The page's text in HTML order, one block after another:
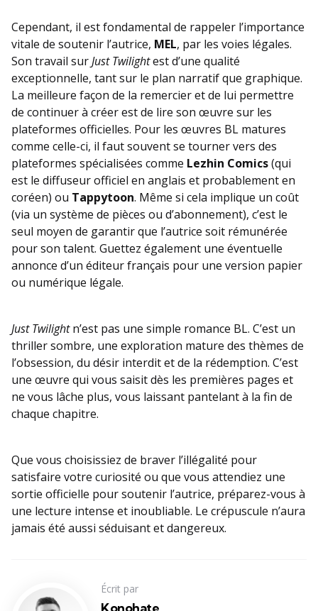
Cependant, il est fondamental de rappeler l’importance
vitale de soutenir l’autrice, MEL, par les voies légales.
Son travail surJust Twilightest d’une qualité
exceptionnelle, tant sur le plan narratif que graphique.
La meilleure façon de la remercier et de lui permettre
de continuer à créer est de lire son œuvre sur les
plateformes officielles. Pour les œuvres BL matures
comme celle-ci, il faut souvent se tourner vers des
plateformes spécialisées comme Lezhin Comics(qui
est le diffuseur officiel en anglais et probablement en
coréen) ou Tappytoon. Même si cela implique un coût
(via un système de pièces ou d’abonnement), c’est le
seul moyen de garantir que l’autrice soit rémunérée
pour son talent. Guettez également une éventuelle
annonce d’un éditeur français pour une version papier
ou numérique légale.
Just Twilightn’est pas une simple romance BL. C’est un
thriller sombre, une exploration mature des thèmes de
l’obsession, du désir interdit et de la rédemption. C’est
une œuvre qui vous saisit dès les premières pages et
ne vous lâche plus, vous laissant pantelant à la fin de
chaque chapitre.
Que vous choisissiez de braver l’illégalité pour
satisfaire votre curiosité ou que vous attendiez une
sortie officielle pour soutenir l’autrice, préparez-vous à
une lecture intense et inoubliable. Le crépuscule n’aura
jamais été aussi séduisant et dangereux.
Écrit par